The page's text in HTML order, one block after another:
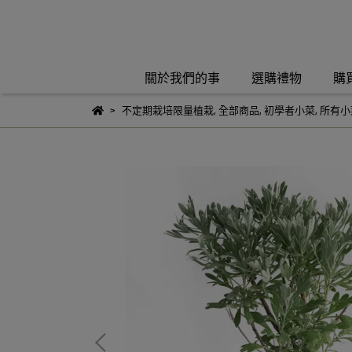
關於我們的事 選購禮物 購
不定期栽培限量植栽, 全部商品, 初學者小菜, 所有